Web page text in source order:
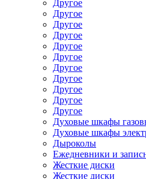
Другое
Другое
Другое
Другое
Другое
Другое
Другое
Другое
Другое
Другое
Другое
Духовые шкафы
Духовые шкафы
Дыроколы
Ежедневники и
Жесткие диски
Жесткие диски